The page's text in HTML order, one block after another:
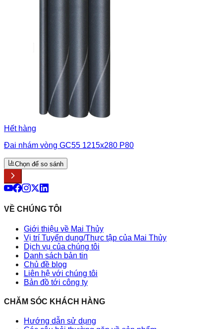
Hết hàng
Đai nhám vòng GC55 1215x280 P80
Chọn để so sánh
VỀ CHÚNG TÔI
Giới thiệu về Mai Thủy
Vị trí Tuyển dụng/Thực tập của Mai Thủy
Dịch vụ của chúng tôi
Danh sách bản tin
Chủ đề blog
Liên hệ với chúng tôi
Bản đồ tới công ty
CHĂM SÓC KHÁCH HÀNG
Hướng dẫn sử dụng